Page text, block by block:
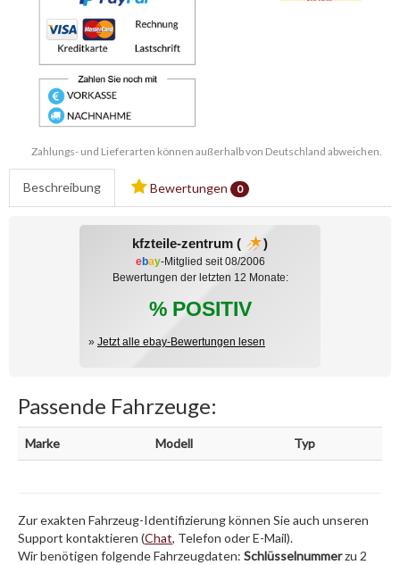
Zahlungs- und Lieferarten können außerhalb von Deutschland abweichen.
Beschreibung Bewertungen 0
kfzteile-zentrum ( )
ebay-Mitglied seit 08/2006
Bewertungen der letzten 12 Monate:
% POSITIV
» Jetzt alle ebay-Bewertungen lesen
Passende Fahrzeuge:
Marke Modell Typ
Zur exakten Fahrzeug-Identifizierung können Sie auch unseren
Support kontaktieren (Chat, Telefon oder E-Mail).
Wir benötigen folgende Fahrzeugdaten: Schlüsselnummerzu 2